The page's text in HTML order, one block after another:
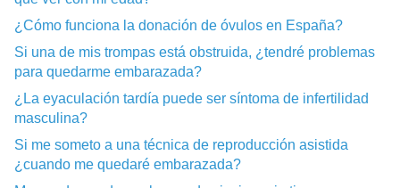
¿Cómo funciona la donación de óvulos en España?
Si una de mis trompas está obstruida, ¿tendré problemas
para quedarme embarazada?
¿La eyaculación tardía puede ser síntoma de infertilidad
masculina?
Si me someto a una técnica de reproducción asistida
¿cuando me quedaré embarazada?